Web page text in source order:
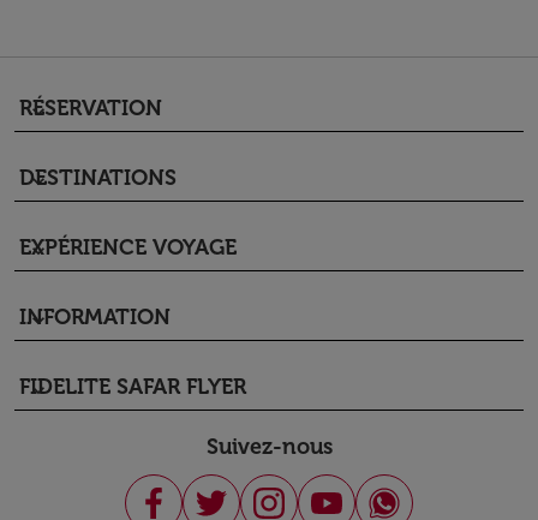
RÉSERVATION
keyboard_arrow_down
DESTINATIONS
keyboard_arrow_down
EXPÉRIENCE VOYAGE
keyboard_arrow_down
INFORMATION
keyboard_arrow_down
FIDELITE SAFAR FLYER
keyboard_arrow_down
Suivez-nous